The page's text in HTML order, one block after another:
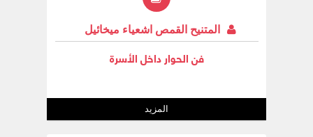
المتنيح القمص اشعياء ميخائيل
فن الحوار داخل الأسرة
المزيد